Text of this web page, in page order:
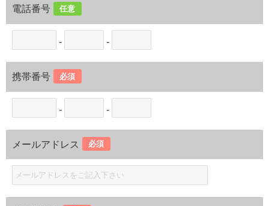
電話番号 任意
- -
携帯番号 必須
- -
メールアドレス 必須